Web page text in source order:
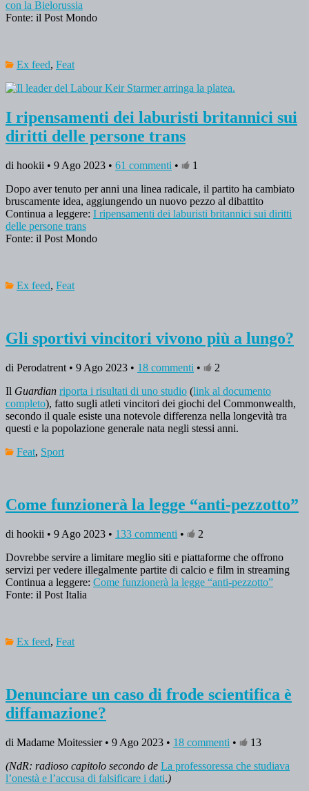
con la Bielorussia
Fonte: il Post Mondo
Ex feed, Feat
I ripensamenti dei laburisti britannici sui
diritti delle persone trans
di hookii • 9 Ago 2023 • 61 commenti •
1
Dopo aver tenuto per anni una linea radicale, il partito ha cambiato
bruscamente idea, aggiungendo un nuovo pezzo al dibattito
Continua a leggere: I ripensamenti dei laburisti britannici sui diritti
delle persone trans
Fonte: il Post Mondo
Ex feed, Feat
Gli sportivi vincitori vivono più a lungo?
di Perodatrent • 9 Ago 2023 • 18 commenti •
2
Il Guardian riporta i risultati di uno studio (link al documento
completo), fatto sugli atleti vincitori dei giochi del Commonwealth,
secondo il quale esiste una notevole differenza nella longevità tra
questi e la popolazione generale nata negli stessi anni.
Feat, Sport
Come funzionerà la legge “anti-pezzotto”
di hookii • 9 Ago 2023 • 133 commenti •
2
Dovrebbe servire a limitare meglio siti e piattaforme che offrono
servizi per vedere illegalmente partite di calcio e film in streaming
Continua a leggere: Come funzionerà la legge “anti-pezzotto”
Fonte: il Post Italia
Ex feed, Feat
Denunciare un caso di frode scientifica è
diffamazione?
di Madame Moitessier • 9 Ago 2023 • 18 commenti •
13
(NdR: radioso capitolo secondo de La professoressa che studiava
l’onestà e l’accusa di falsificare i dati.)